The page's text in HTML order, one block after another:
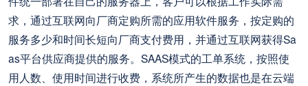
求，通过互联网向厂商定购所需的应用软件服务，按定购的
服务多少和时间长短向厂商支付费用，并通过互联网获得Sa
as平台供应商提供的服务。SAAS模式的工单系统，按照使
用人数、使用时间进行收费，系统所产生的数据也是在云端